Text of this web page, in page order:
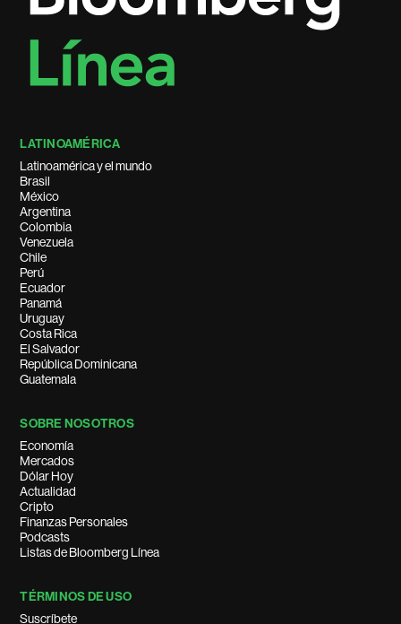
LATINOAMÉRICA
Latinoamérica y el mundo
Brasil
México
Argentina
Colombia
Venezuela
Chile
Perú
Ecuador
Panamá
Uruguay
Costa Rica
El Salvador
República Dominicana
Guatemala
SOBRE NOSOTROS
Economía
Mercados
Dólar Hoy
Actualidad
Cripto
Finanzas Personales
Podcasts
Listas de Bloomberg Línea
TÉRMINOS DE USO
Suscríbete